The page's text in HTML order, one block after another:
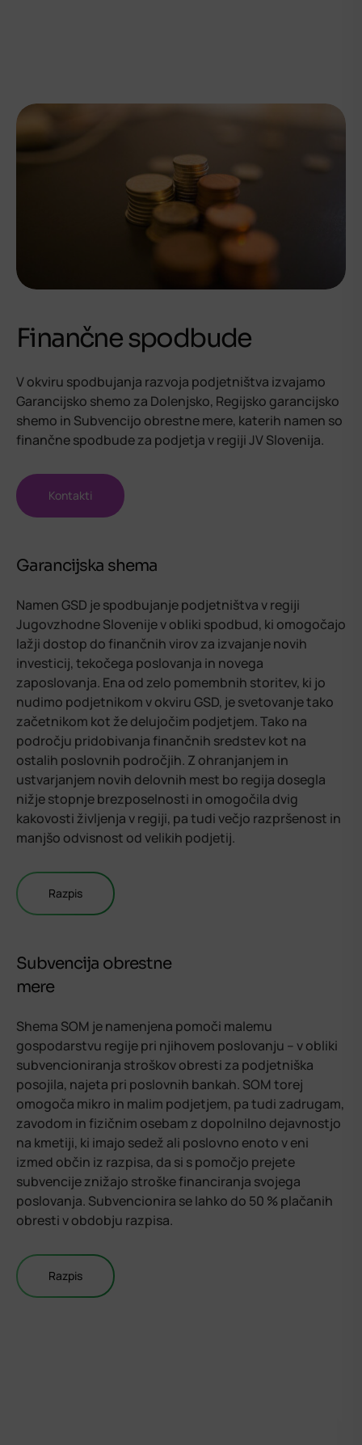
Finančne spodbude
V okviru spodbujanja razvoja podjetništva izvajamo
Garancijsko shemo za Dolenjsko, Regijsko garancijsko
shemo in Subvencijo obrestne mere, katerih namen so
finančne spodbude za podjetja v regiji JV Slovenija.
Kontakti
Garancijska shema
Namen GSD je spodbujanje podjetništva v regiji
Jugovzhodne Slovenije v obliki spodbud, ki omogočajo
lažji dostop do finančnih virov za izvajanje novih
investicij, tekočega poslovanja in novega
zaposlovanja. Ena od zelo pomembnih storitev, ki jo
nudimo podjetnikom v okviru GSD, je svetovanje tako
začetnikom kot že delujočim podjetjem. Tako na
področju pridobivanja finančnih sredstev kot na
ostalih poslovnih področjih. Z ohranjanjem in
ustvarjanjem novih delovnih mest bo regija dosegla
nižje stopnje brezposelnosti in omogočila dvig
kakovosti življenja v regiji, pa tudi večjo razpršenost in
manjšo odvisnost od velikih podjetij.
Razpis
Subvencija obrestne
mere
Shema SOM je namenjena pomoči malemu
gospodarstvu regije pri njihovem poslovanju – v obliki
subvencioniranja stroškov obresti za podjetniška
posojila, najeta pri poslovnih bankah. SOM torej
omogoča mikro in malim podjetjem, pa tudi zadrugam,
zavodom in fizičnim osebam z dopolnilno dejavnostjo
na kmetiji, ki imajo sedež ali poslovno enoto v eni
izmed občin iz razpisa, da si s pomočjo prejete
subvencije znižajo stroške financiranja svojega
poslovanja. Subvencionira se lahko do 50 % plačanih
obresti v obdobju razpisa.
Razpis